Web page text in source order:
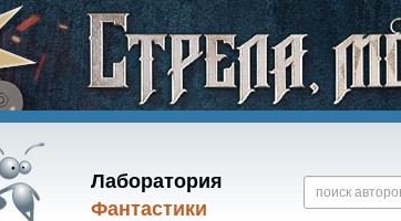
Лаборатория
Фантастики